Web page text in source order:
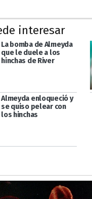
interesar
La bomba de Almeyda
que le duele a los
hinchas de River
Almeyda enloqueció y
se quiso pelear con
los hinchas